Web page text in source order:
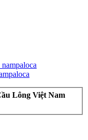
Lông Việt Nam